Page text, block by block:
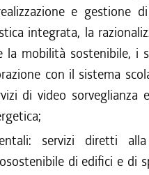
e gestione
integrata, la
la mobilità sostenibile, i
con il sistema
di video
servizi diretti
di edifici e di